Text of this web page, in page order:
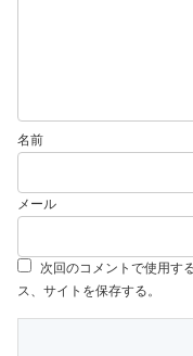
名前
メール
次回のコメントで使用す
ス、サイトを保存する。